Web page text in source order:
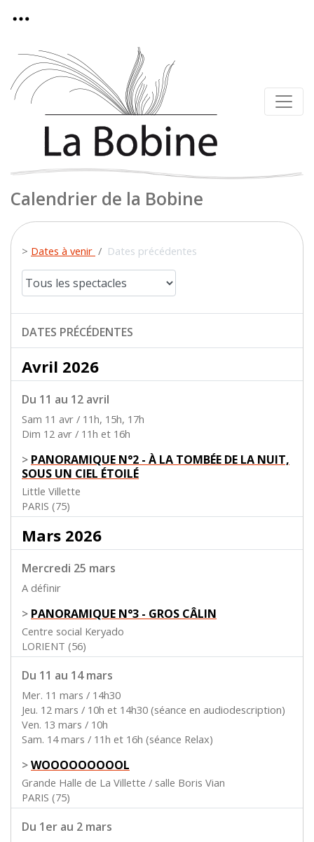
Calendrier de la Bobine
> Dates à venir / Dates précédentes
DATES PRÉCÉDENTES
Avril 2026
Du 11 au 12 avril
Sam 11 avr / 11h, 15h, 17h
Dim 12 avr / 11h et 16h
> PANORAMIQUE N°2 - À LA TOMBÉE DE LA NUIT,
SOUS UN CIEL ÉTOILÉ
Little Villette
PARIS (75)
Mars 2026
Mercredi 25 mars
A définir
> PANORAMIQUE N°3 - GROS CÂLIN
Centre social Keryado
LORIENT (56)
Du 11 au 14 mars
Mer. 11 mars / 14h30
Jeu. 12 mars / 10h et 14h30 (séance en audiodescription)
Ven. 13 mars / 10h
Sam. 14 mars / 11h et 16h (séance Relax)
>WOOOOOOOOOL
Grande Halle de La Villette / salle Boris Vian
PARIS (75)
Du 1er au 2 mars